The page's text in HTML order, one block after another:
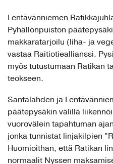
Lentävänniemen
Pyhällönpuiston
makkaratarjoilu (liha- ja
vastaa Raitiotieallianssi.
myös tutustumaan Ratikan
teokseen.
Santalahden ja
päätepysäkin välillä
vuorovälein tapahtuman
jonka tunnistat linjakilpien
Huomioithan, että Ratikan
normaalit Nyssen